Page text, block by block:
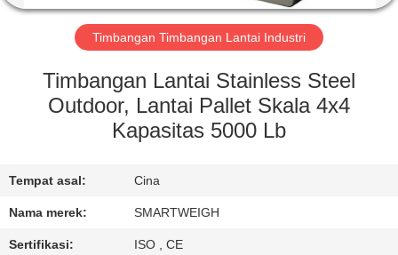
TUR
PABRIK
KONTROL
KUALITAS
HUBUNGI
KAMI
Timbangan Timbangan Lantai Industri
Timbangan Lantai Stainless Steel
Outdoor, Lantai Pallet Skala 4x4
Kapasitas 5000 Lb
Tempat asal: Cina
Nama merek: SMARTWEIGH
Sertifikasi: ISO , CE